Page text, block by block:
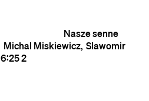
Nasze senne
Michal Miskiewicz Slawomir
6:252